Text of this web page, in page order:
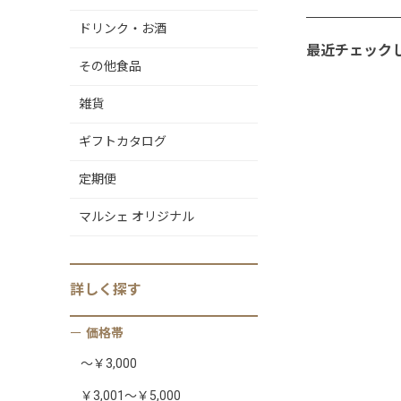
ドリンク・お酒
その他食品
雑貨
ギフトカタログ
定期便
マルシェ オリジナル
詳しく 探す
価格帯
～￥3,000
￥3,001～￥5,000
最近チェック